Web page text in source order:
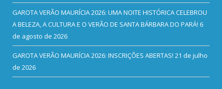
GAROTA VERÃO MAURÍCIA 2026: UMA NOITE HISTÓRICA CELEBROU
A BELEZA, A CULTURA E O VERÃO DE SANTA BÁRBARA DO PARÁ! 6
de agosto de 2026
GAROTA VERÃO MAURÍCIA 2026: INSCRIÇÕES ABERTAS! 21 de julho
de 2026